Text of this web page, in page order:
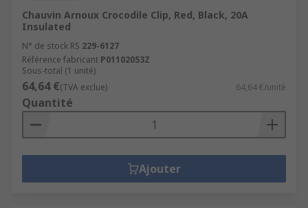
Chauvin Arnoux Crocodile Clip, Red, Black, 20A
Insulated
N° de stock RS 229-6127
Référence fabricant P01102053Z
Sous-total (1 unité)
64,64 €(TVA exclue) 64,64 €/unité
Quantité
Ajouter